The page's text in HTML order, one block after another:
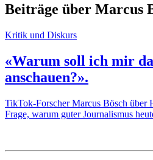
Beiträge über Marcus
Kritik und Diskurs
«Warum soll ich mir
anschauen?».
TikTok-Forscher Marcus Bösch über
Frage, warum guter Journalismus